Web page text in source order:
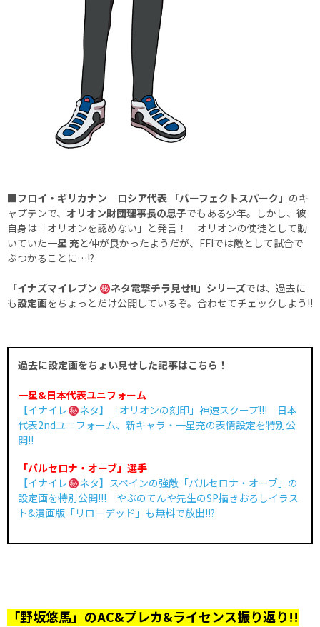
■フロイ・ギリカナン ロシア代表 「パーフェクトスパーク」 のキ
ャプテンで、 オリオン財団理事長の息子でもある少年。しかし、彼
自身は「オリオンを認めない」と発言！ オリオンの使徒として動
いていた一星 充と仲が良かったようだが、FFIでは敵として試合で
ぶつかることに…!?
「イナズマイレブン ネタ電撃チラ見せ!!」シリーズでは、過去に
も設定画をちょっとだけ公開しているぞ。合わせてチェックしよう!!
過去に設定画をちょい見せした記事はこちら！
一星&日本代表ユニフォーム
【イナイレ
ネタ】「オリオンの刻印」神速スクープ!!! 日本
代表2ndユニフォーム、新キャラ・一星充の表情設定を特別公
開!!
「バルセロナ・オーブ」選手
【イナイレ
ネタ】スペインの強敵「バルセロナ・オーブ」の
設定画を特別公開!!! やぶのてんや先生のSP描きおろしイラス
ト&漫画版「リローデッド」も無料で放出!!?
「野坂悠馬」のAC&プレカ&ライセンス振り返り!!